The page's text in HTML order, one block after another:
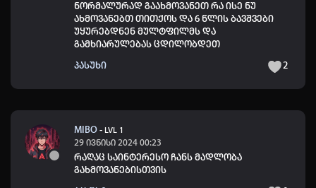
ნორმალურად გაახმოვანეთ რა ისე ნუ
ახმოვანებთ თითქოს და 6 წლის ბავშვები
უყურებდნენ მულტფილმს და
გამხიარულებას ცდილობდეთ
პასუხი 2
MIBO - LVL 1
29 ივნისი 2024 00:23
რაღაც საინტერესო ჩანს მადლობა
გახმოვანებისთვის